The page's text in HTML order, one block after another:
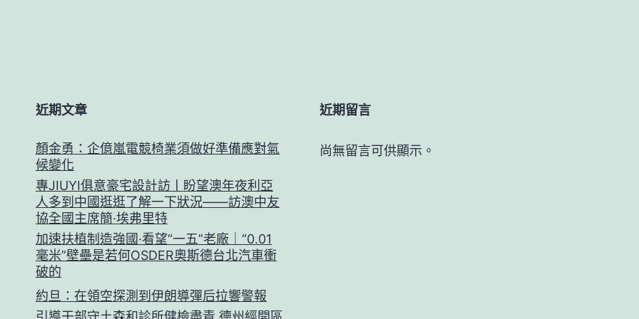
近期文章
顏金勇：企億嵐電競椅業須做好準備應對氣
候變化
專JIUYI俱意豪宅設計訪丨盼望澳年夜利亞
人多到中國逛逛了解一下狀況——訪澳中友
協全國主席簡·埃弗里特
加速扶植制造強國·看望“一五”老廠｜“0.01
毫米”壁壘是若何OSDER奧斯德台北汽車衝
破的
約旦：在領空探測到伊朗導彈后拉響警報
近期留言
尚無留言可供顯示。